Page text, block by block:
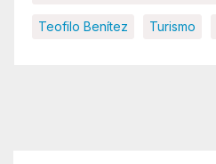
Teofilo Benítez Turismo